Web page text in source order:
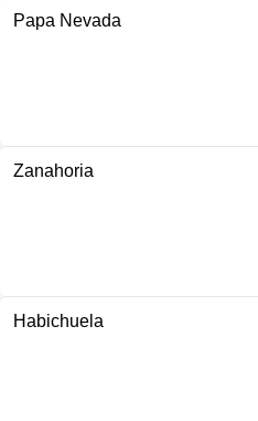
Papa Nevada
Zanahoria
Habichuela